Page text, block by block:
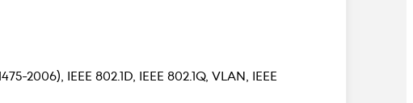
IEEE 802.1D, IEEE 802.1Q, VLAN, IEEE